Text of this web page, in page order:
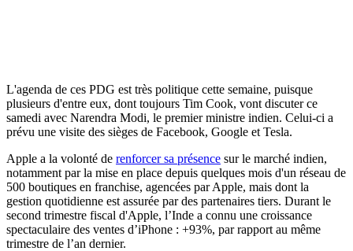
L'agenda de ces PDG est très politique cette semaine, puisque
plusieurs d'entre eux, dont toujours Tim Cook, vont discuter ce
samedi avec Narendra Modi, le premier ministre indien. Celui-ci a
prévu une visite des sièges de Facebook, Google et Tesla.
Apple a la volonté de renforcer sa présence sur le marché indien,
notamment par la mise en place depuis quelques mois d'un réseau de
500 boutiques en franchise, agencées par Apple, mais dont la
gestion quotidienne est assurée par des partenaires tiers. Durant le
second trimestre fiscal d'Apple, l’Inde a connu une croissance
spectaculaire des ventes d’iPhone : +93%, par rapport au même
trimestre de l’an dernier.